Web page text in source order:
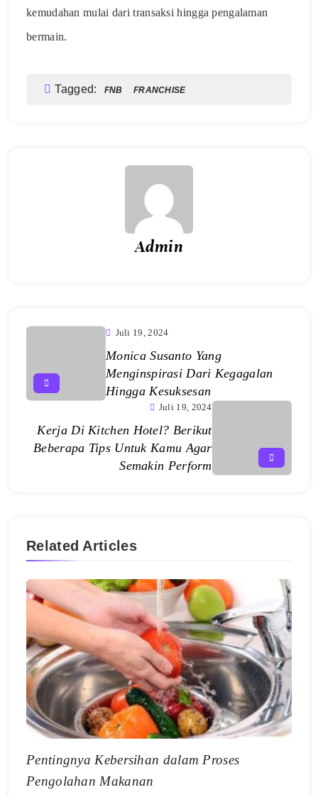
kemudahan mulai dari transaksi hingga pengalaman
bermain.
Tagged: FNB FRANCHISE
Admin
Juli 19, 2024
Monica Susanto Yang
Menginspirasi Dari Kegagalan
Hingga Kesuksesan
Juli 19, 2024
Kerja Di Kitchen Hotel? Berikut
Beberapa Tips Untuk Kamu Agar
Semakin Perform
Related Articles
Pentingnya Kebersihan dalam Proses
Pengolahan Makanan